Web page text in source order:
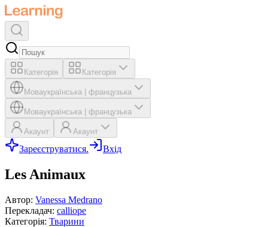
Категорія Категорія
Моваукраїнська французька
Моваукраїнська французька
Акаунт Акаунт
Зареєструватися. Вхід
Les Animaux
Автор: Vanessa Medrano
Перекладач: calliope
Категорія: Тварини